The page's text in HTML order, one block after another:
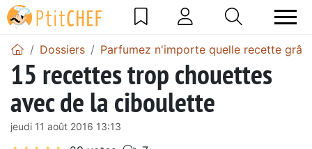
Dossiers Parfumez n'importe quelle recette
15 recettes trop chouettes
avec de la ciboulette
jeudi 11 août 2016 13:13